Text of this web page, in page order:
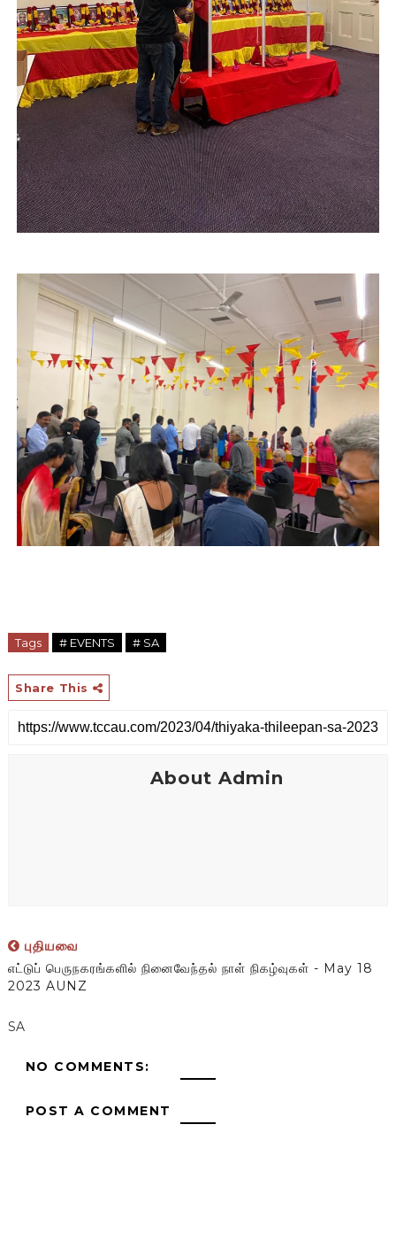
Tags # EVENTS # SA
Share This
About Admin
புதியவை
எட்டுப் பெருநகரங்களில் நினைவேந்தல் நாள் நிகழ்வுகள் - May 18
2023 AUNZ
SA
NO COMMENTS:
POST A COMMENT